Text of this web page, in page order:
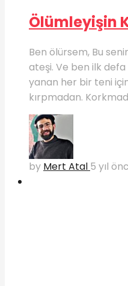
Ölümleyişin
Ben ölürsem, Bu
ateşi. Ve ben ilk
yanan her bir teni
kırpmadan.
by Mert Atal 5 yıl